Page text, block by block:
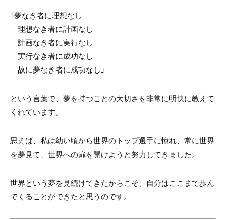
「夢なき者に理想なし
理想なき者に計画なし
計画なき者に実行なし
実行なき者に成功なし
故に夢なき者に成功なし」
という言葉で、夢を持つことの大切さを非常に明快に教えて
くれています。
思えば、私は幼い頃から世界のトップ選手に憧れ、常に世界
を夢見て、世界への扉を開けようと努力してきました。
世界という夢を見続けてきたからこそ、自分はここまで歩ん
でくることができたと思うのです。